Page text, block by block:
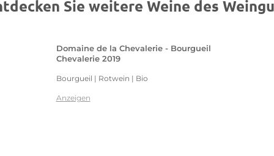
Sie weitere Weine des
Domaine de la Chevalerie - Bourgueil
Chevalerie 2019
Bourgueil | Rotwein | Bio
Anzeigen